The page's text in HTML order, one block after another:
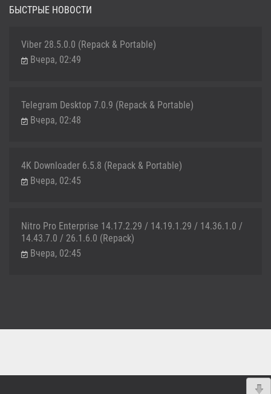
БЫСТРЫЕ НОВОСТИ
Viber 28.5.0.0 (Repack & Portable)
Вчера, 02:49
Telegram Desktop 7.0.9 (Repack & Portable)
Вчера, 02:48
4K Downloader 6.5.8 (Repack & Portable)
Вчера, 02:45
Nitro Pro Enterprise 14.17.2.29 / 14.19.1.29 / 14.36.1.0 /
14.43.7.0 / 26.1.6.0 (Repack)
Вчера, 02:45